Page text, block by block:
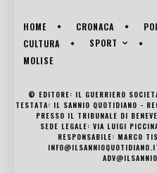
HOME CRONACA
CULTURA
SPORT
MOLISE
© EDITORE: IL GUERRIERO
TESTATA: IL SANNIO QUOTIDIANO -
PRESSO IL TRIBUNALE DI
SEDE LEGALE: VIA LUIGI
RESPONSABILE: MARCO